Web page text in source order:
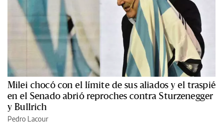
Milei chocó con el límite de sus aliados y el traspié
en el Senado abrió reproches contra Sturzenegger
y Bullrich
Pedro Lacour